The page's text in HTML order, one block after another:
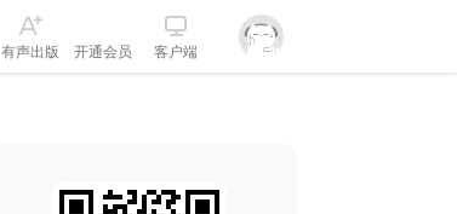
有声出版 开通会员 客户端